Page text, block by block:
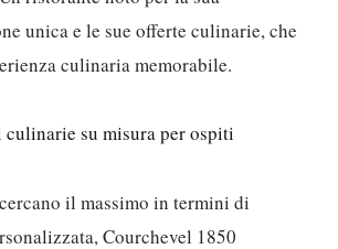
unica e le sue offerte culinarie, che
culinaria memorabile.
su misura per ospiti
il massimo in termini di
Courchevel 1850